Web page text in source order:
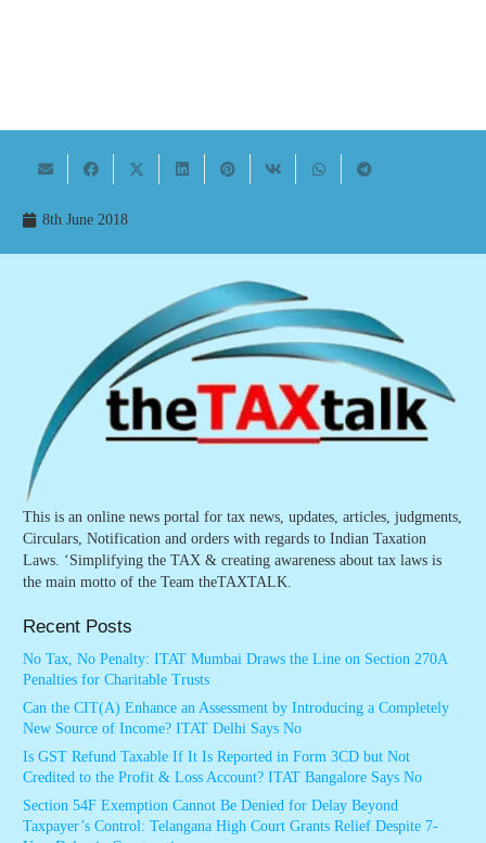
8th June 2018
This is an online news portal for tax news, updates, articles, judgments,
Circulars, Notification and orders with regards to Indian Taxation
Laws. ‘Simplifying the TAX & creating awareness about tax laws is
the main motto of the Team theTAXTALK.
Recent Posts
No Tax, No Penalty: ITAT Mumbai Draws the Line on Section 270A
Penalties for Charitable Trusts
Can the CIT(A) Enhance an Assessment by Introducing a Completely
New Source of Income? ITAT Delhi Says No
Is GST Refund Taxable If It Is Reported in Form 3CD but Not
Credited to the Profit & Loss Account? ITAT Bangalore Says No
Section 54F Exemption Cannot Be Denied for Delay Beyond
Taxpayer’s Control: Telangana High Court Grants Relief Despite 7-